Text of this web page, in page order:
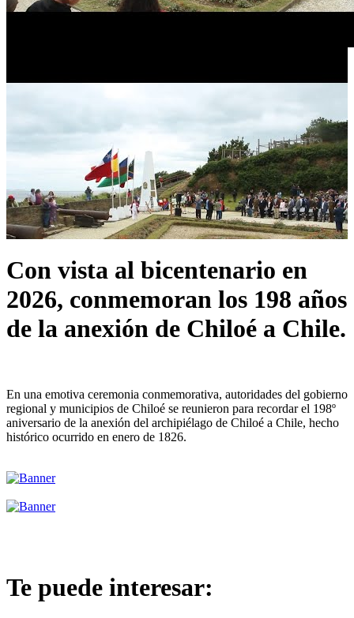
Con vista al bicentenario en
2026, conmemoran los 198 años
de la anexión de Chiloé a Chile.
En una emotiva ceremonia conmemorativa, autoridades del gobierno
regional y municipios de Chiloé se reunieron para recordar el 198º
aniversario de la anexión del archipiélago de Chiloé a Chile, hecho
histórico ocurrido en enero de 1826.
Te puede interesar: